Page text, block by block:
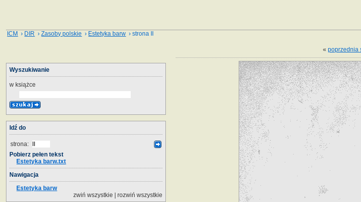
ICM › DIR ›Zasoby polskie › Estetyka barw › strona II
«poprzednia
Wyszukiwanie
w książce
Idź do
strona:
Pobierz pełen tekst
Estetyka barw.txt
Nawigacja
Estetyka barw
zwiń wszystkie |rozwiń wszystkie